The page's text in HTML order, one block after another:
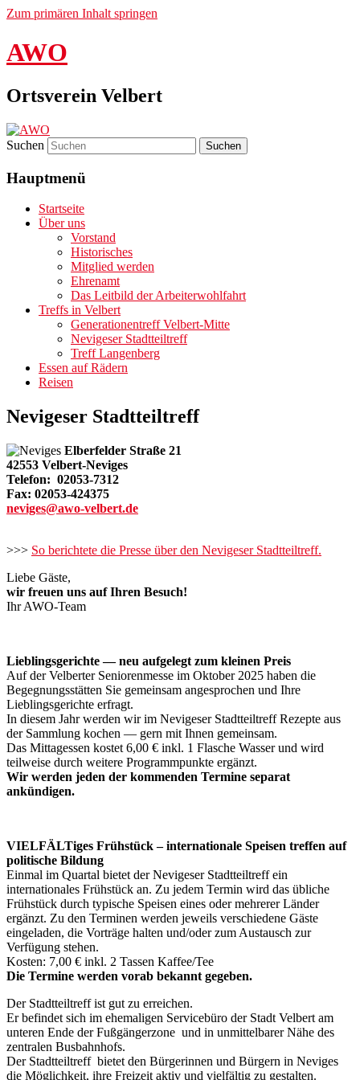
Zum primären Inhalt springen
AWO
Ortsverein Velbert
Suchen
Hauptmenü
Startseite
Über uns
Vorstand
Historisches
Mitglied werden
Ehrenamt
Das Leitbild der Arbeiterwohlfahrt
Treffs in Velbert
Generationentreff Velbert-Mitte
Nevigeser Stadtteiltreff
Treff Langenberg
Essen auf Rädern
Reisen
Nevigeser Stadtteiltreff
Elberfelder Straße 21
42553 Velbert-Neviges
Telefon: 02053-7312
Fax: 02053-424375
neviges@awo-velbert.de
>>> So berichtete die Presse über den Nevigeser Stadtteiltreff.
Liebe Gäste,
wir freuen uns auf Ihren Besuch!
Ihr AWO-Team
Lieblingsgerichte — neu aufgelegt zum kleinen Preis
Auf der Velberter Seniorenmesse im Oktober 2025 haben die
Begegnungsstätten Sie gemeinsam angesprochen und Ihre
Lieblingsgerichte erfragt.
In diesem Jahr werden wir im Nevigeser Stadtteiltreff Rezepte aus
der Sammlung kochen — gern mit Ihnen gemeinsam.
Das Mittagessen kostet 6,00 € inkl. 1 Flasche Wasser und wird
teilweise durch weitere Programmpunkte ergänzt.
Wir werden jeden der kommenden Termine separat
ankündigen.
VIELFÄLTiges Frühstück – internationale Speisen treffen auf
politische Bildung
Einmal im Quartal bietet der Nevigeser Stadtteiltreff ein
internationales Frühstück an. Zu jedem Termin wird das übliche
Frühstück durch typische Speisen eines oder mehrerer Länder
ergänzt. Zu den Terminen werden jeweils verschiedene Gäste
eingeladen, die Vorträge halten und/oder zum Austausch zur
Verfügung stehen.
Kosten: 7,00 € inkl. 2 Tassen Kaffee/Tee
Die Termine werden vorab bekannt gegeben.
Der Stadtteiltreff ist gut zu erreichen.
Er befindet sich im ehemaligen Servicebüro der Stadt Velbert am
unteren Ende der Fußgängerzone und in unmittelbarer Nähe des
zentralen Busbahnhofs.
Der Stadtteiltreff bietet den Bürgerinnen und Bürgern in Neviges
die Möglichkeit, ihre Freizeit aktiv und vielfältig zu gestalten.